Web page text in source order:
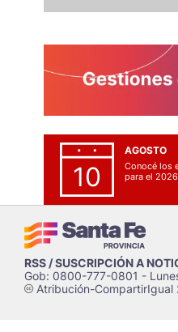
10
AGOSTO
Conocé los
para el 2026
RSS / SUSCRIPCIÓN A
Gob: 0800-777-0801 -
cAtribución-CompartirIgual